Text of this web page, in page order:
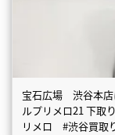
宝石広場 渋谷本
ルプリメロ21 下取
リメロ #渋谷買取